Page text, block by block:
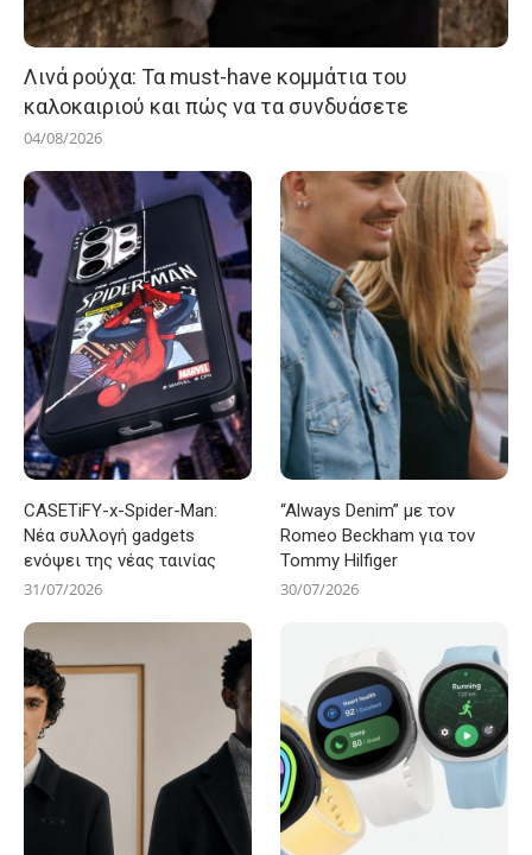
Λινά ρούχα: Τα must-have κομμάτια του
καλοκαιριού και πώς να τα συνδυάσετε
04/08/2026
CASETiFY-x-Spider-Man:
Νέα συλλογή gadgets
ενόψει της νέας ταινίας
31/07/2026
“Always Denim” με τον
Romeo Beckham για τον
Tommy Hilfiger
30/07/2026